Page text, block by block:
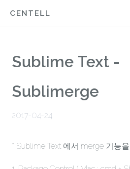
CENTELL
Sublime Text -
Sublimerge
2017-04-24
* Sublime Text 에서 merge 기능